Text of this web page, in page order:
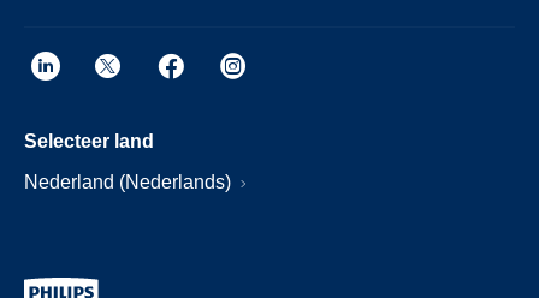
Selecteer land
Nederland (Nederlands)